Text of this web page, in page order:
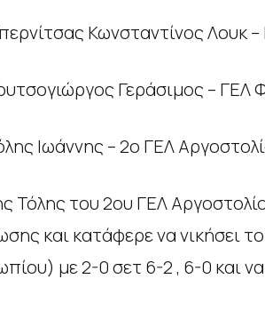
Κωνσταντίνος Λουκ
Γεράσιμος – ΓΕΛ
Ιωάννης – 2ο ΓΕΛ
Τόλης του 2ου ΓΕΛ
και κατάφερε να νικήσει
με 2-0 σετ 6-2 , 6-0 και